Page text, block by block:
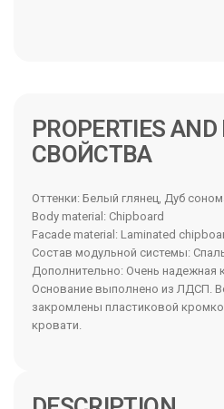
PROPERTIES
Оттенки: Белый глянец, Дуб
Body material: Chipboard
Facade material: Laminated
Состав модульной системы:
Дополнительно: Очень надежная
Основание выполнено из ЛДСП.
закромлены пластиковой
кровати.